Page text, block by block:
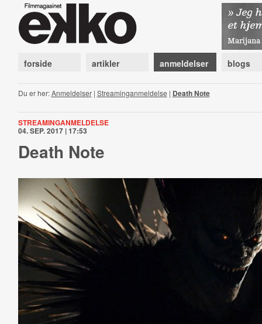
forside artikler anmeldelser blogs
Du er her:Anmeldelser| Streaminganmeldelse | Death Note
STREAMINGANMELDELSE
04. SEP. 2017 | 17:53
Death Note